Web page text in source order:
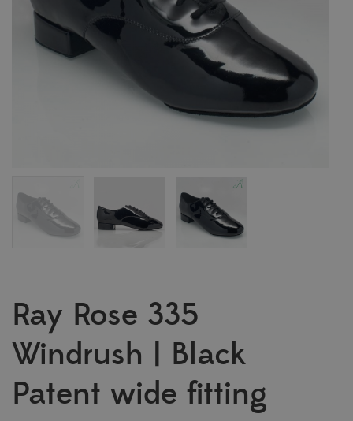
Ray Rose 335
Windrush | Black
Patent wide fitting